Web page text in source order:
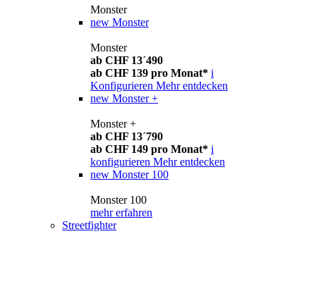
Monster
new Monster
Monster
ab CHF 13´490
ab CHF 139 pro Monat* i
Konfigurieren Mehr entdecken
new Monster +
Monster +
ab CHF 13´790
ab CHF 149 pro Monat* i
konfigurieren Mehr entdecken
new Monster 100
Monster 100
mehr erfahren
Streetfighter